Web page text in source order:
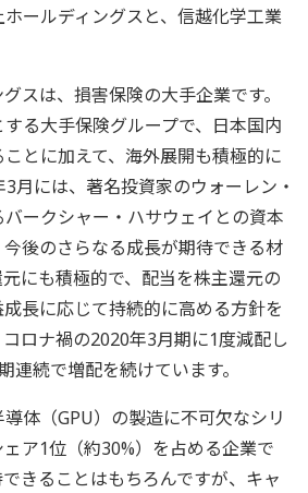
ールディングスと、信越化学工業
スは、損害保険の大手企業です。
る大手保険グループで、日本国内
とに加えて、海外展開も積極的に
月には、著名投資家のウォーレン・
ークシャー・ハサウェイとの資本
後のさらなる成長が期待できる材
にも積極的で、配当を株主還元の
長に応じて持続的に高める方針を
ロナ禍の2020年3月期に1度減配し
連続で増配を続けています。
体（GPU）の製造に不可欠なシリ
ア1位（約30%）を占める企業で
きることはもちろんですが、キャ